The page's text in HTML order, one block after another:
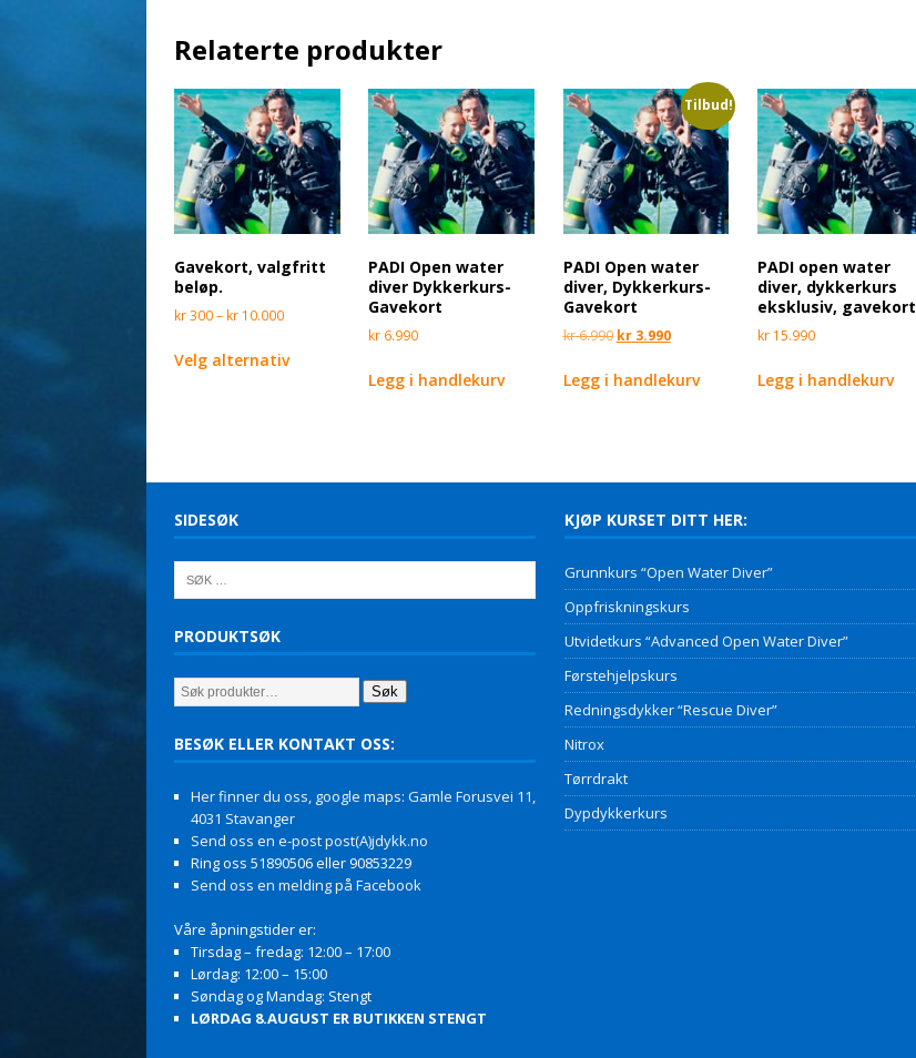
Relaterte produkter
Gavekort, valgfritt
beløp.
kr300– kr 10.000
Velg alternativ
PADI Open water
diver Dykkerkurs-
Gavekort
kr 6.990
Legg i handlekurv
Tilbud!
PADI Open water
diver, Dykkerkurs-
Gavekort
kr6.990 kr3.990
Legg i handlekurv
PADI open water
diver, dykkerkurs
eksklusiv, gavekort
kr15.990
Legg i handlekurv
SIDESØK
PRODUKTSØK
Søk
BESØK ELLER KONTAKT OSS:
Her finner du oss, google maps: Gamle Forusvei 11,
4031 Stavanger
Send oss en e-post post(A)jdykk.no
Ring oss 51890506 eller 90853229
Send oss en melding på Facebook
Våre åpningstider er:
Tirsdag – fredag: 12:00 – 17:00
Lørdag: 12:00 – 15:00
Søndag og Mandag: Stengt
LØRDAG 8.AUGUST ER BUTIKKEN STENGT
KJØP KURSET DITT HER:
Grunnkurs “Open Water Diver”
Oppfriskningskurs
Utvidetkurs “Advanced Open Water Diver”
Førstehjelpskurs
Redningsdykker “Rescue Diver”
Nitrox
Tørrdrakt
Dypdykkerkurs